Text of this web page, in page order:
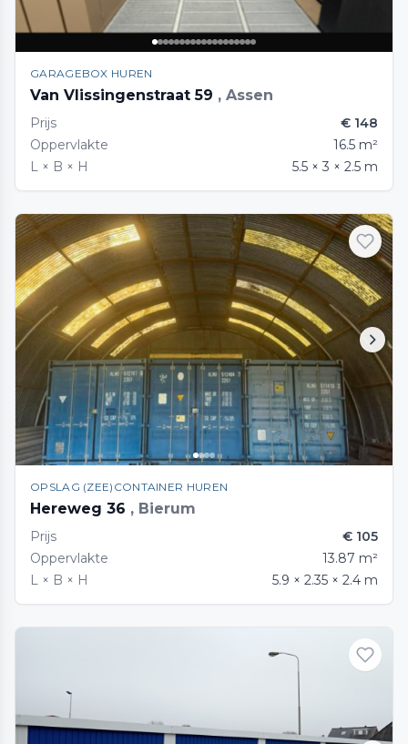
GARAGEBOX HUREN
Van Vlissingenstraat 59 , Assen
Prijs
€ 148
Oppervlakte
16.5 m²
L × B × H
5.5 × 3 × 2.5 m
OPSLAG (ZEE)CONTAINER HUREN
Hereweg 36 , Bierum
Prijs
€ 105
Oppervlakte
13.87 m²
L × B × H
5.9 × 2.35 × 2.4 m